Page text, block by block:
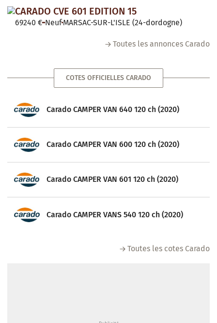
CARADO CVE 601 EDITION 15
69240 € Neuf MARSAC-SUR-L'ISLE (24-dordogne)
Toutes les annonces Carado
COTES OFFICIELLES CARADO
Carado CAMPER VAN 640 120 ch (2020)
Carado CAMPER VAN 600 120 ch (2020)
Carado CAMPER VAN 601 120 ch (2020)
Carado CAMPER VANS 540 120 ch (2020)
Toutes les cotes Carado